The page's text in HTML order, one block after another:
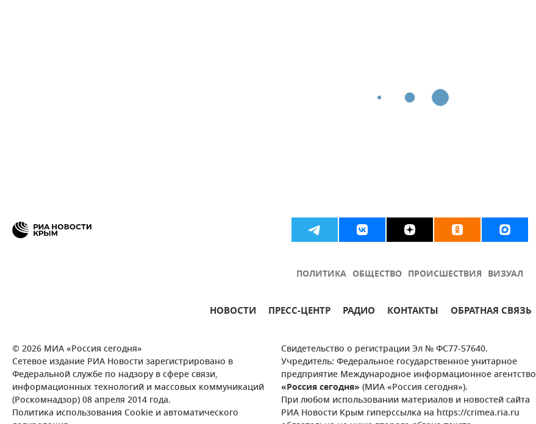
ПОЛИТИКА ОБЩЕСТВО ПРОИСШЕСТВИЯ ВИЗУАЛ
НОВОСТИ ПРЕСС-ЦЕНТР РАДИО КОНТАКТЫ ОБРАТНАЯ СВЯЗЬ
© 2026 МИА «Россия сегодня»
Сетевое издание РИА Новости зарегистрировано в
Федеральной службе по надзору в сфере связи,
информационных технологий и массовых коммуникаций
(Роскомнадзор) 08 апреля 2014 года.
Политика использования Cookie и автоматического
Свидетельство о регистрации Эл № ФС77-57640.
Учредитель: Федеральное государственное унитарное
предприятие Международное информационное агентство
«Россия сегодня» (МИА «Россия сегодня»).
При любом использовании материалов и новостей сайта
РИА Новости Крым гиперссылка на https://crimea.ria.ru